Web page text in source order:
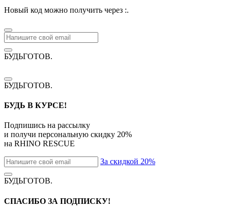
Новый код можно получить через :.
БУДЬГОТОВ.
БУДЬГОТОВ.
БУДЬ В КУРСЕ!
Подпишись на рассылку
и получи персональную скидку 20%
на RHINO RESCUE
За скидкой 20%
БУДЬГОТОВ.
СПАСИБО ЗА ПОДПИСКУ!